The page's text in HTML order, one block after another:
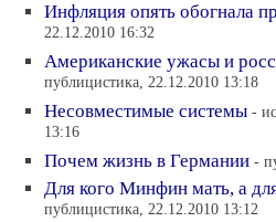
Инфляция опять обогнала
22.12.2010 16:32
Американские ужасы и
публицистика, 22.12.2010 13:18
Несовместимые системы -
13:16
Почем жизнь в Германии -
Для кого Минфин мать, а
публицистика, 22.12.2010 13:12